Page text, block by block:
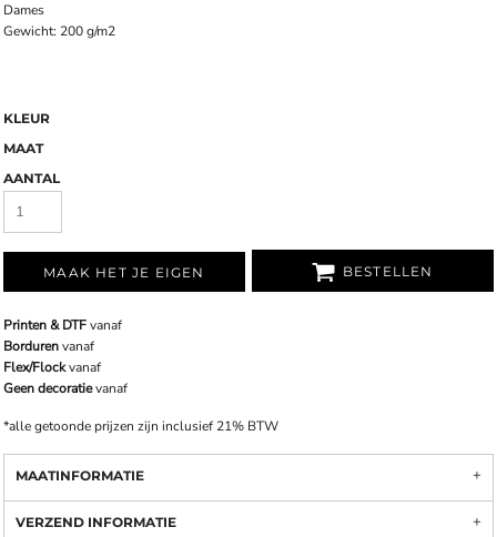
Dames
Gewicht: 200 g/m2
KLEUR
MAAT
AANTAL
MAAK HET JE EIGEN BESTELLEN
Printen & DTFvanaf
Bordurenvanaf
Flex/Flockvanaf
Geen decoratievanaf
*alle getoonde prijzen zijn inclusief 21% BTW
MAATINFORMATIE
VERZEND INFORMATIE